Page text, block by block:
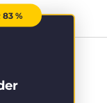
83 %